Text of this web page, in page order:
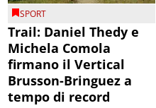
SPORT
Trail: Daniel Thedy e
Michela Comola
firmano il Vertical
Brusson-Bringuez a
tempo di record